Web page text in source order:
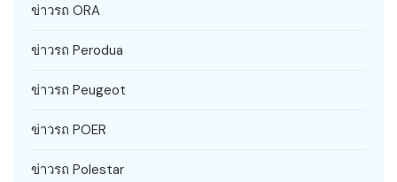
ข่าวรถ ORA
ข่าวรถ Perodua
ข่าวรถ Peugeot
ข่าวรถ POER
ข่าวรถ Polestar